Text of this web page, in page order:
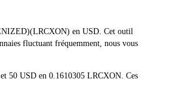
en USD. Cet outil
fluctuant fréquemment, nous vous
50 USD en 0.1610305 LRCXON. Ces